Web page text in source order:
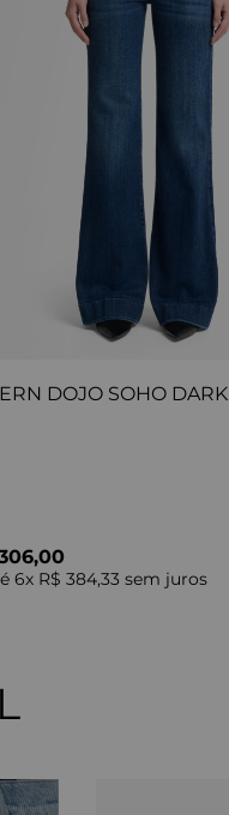
DOJO SOHO DARK
6x R$ 384,33 sem juros